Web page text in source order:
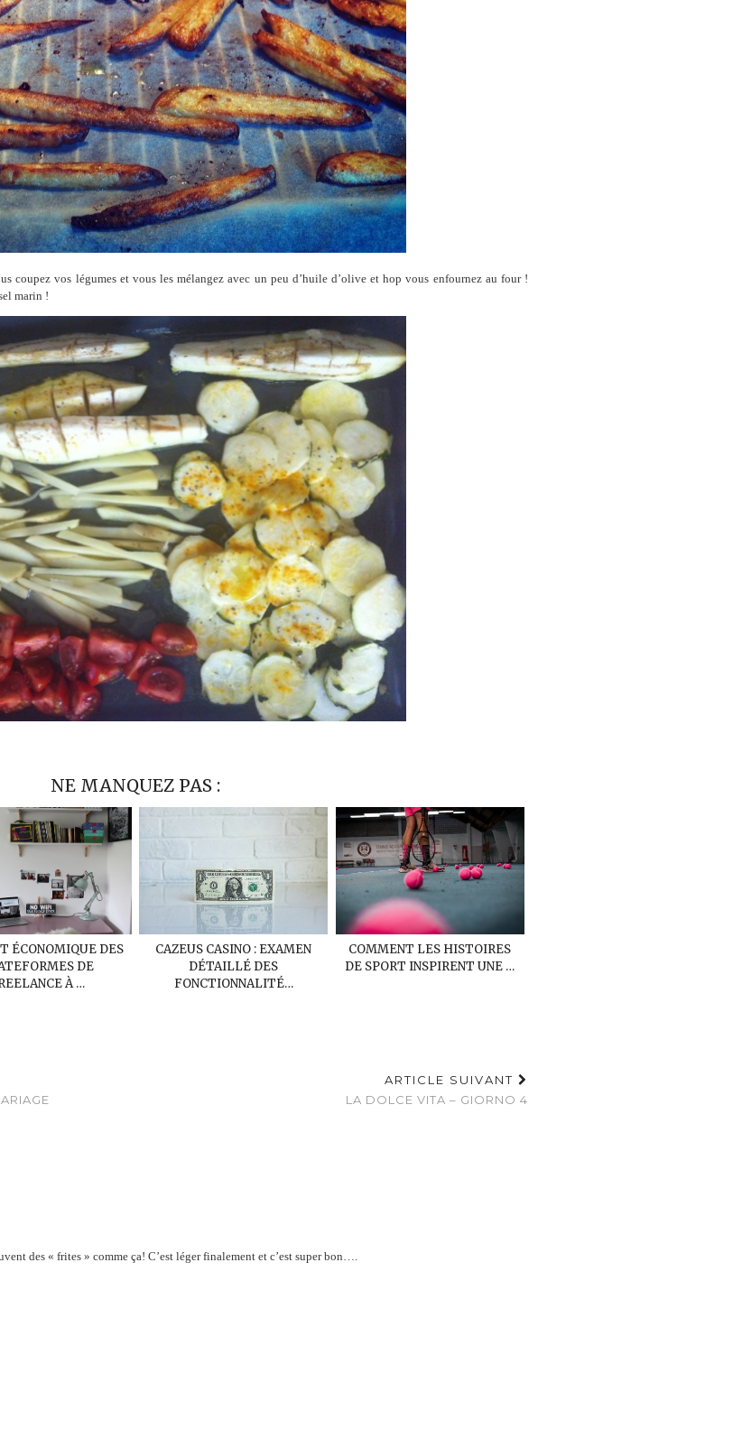
coupez vos légumes et vous les mélangez avec un peu d’huile d’olive et hop vous enfournez au four !
marin !
NE MANQUEZ PAS :
ÉCONOMIQUE DES
DE
À …
CAZEUS CASINO : EXAMEN
DÉTAILLÉ DES
FONCTIONNALITÉ…
COMMENT LES HISTOIRES
DE SPORT INSPIRENT UNE …
ARTICLE SUIVANT
LA DOLCE VITA – GIORNO 4
des « frites » comme ça! C’est léger finalement et c’est super bon….